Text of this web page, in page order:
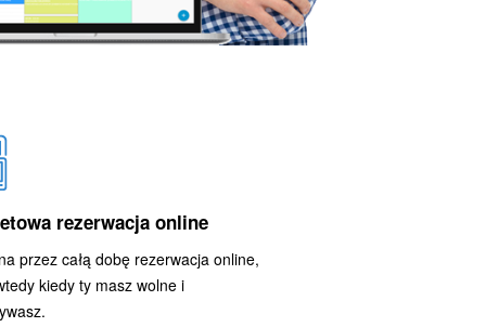
rezerwacja online
przez całą dobę rezerwacja online,
kiedy ty masz wolne i